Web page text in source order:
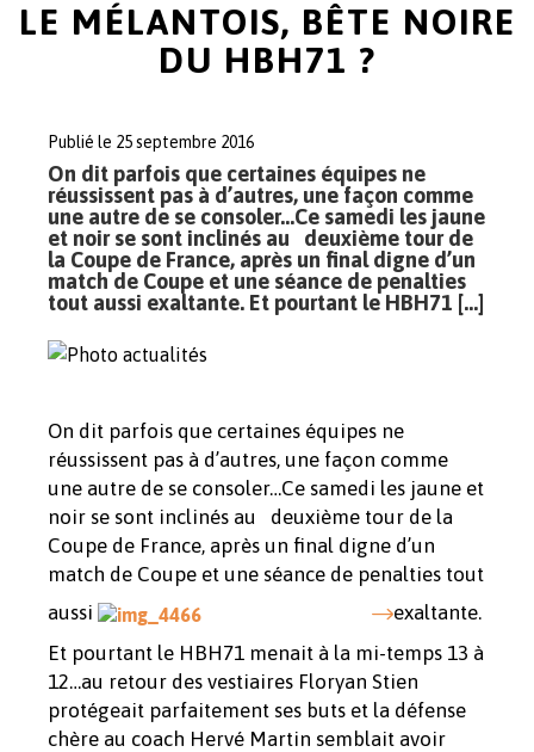
LE MÉLANTOIS, BÊTE NOIRE
DU HBH71 ?
Publié le 25 septembre 2016
On dit parfois que certaines équipes ne
réussissent pas à d’autres, une façon comme
une autre de se consoler…Ce samedi les jaune
et noir se sont inclinés au deuxième tour de
la Coupe de France, après un final digne d’un
match de Coupe et une séance de penalties
tout aussi exaltante. Et pourtant le HBH71 […]
On dit parfois que certaines équipes ne
réussissent pas à d’autres, une façon comme
une autre de se consoler…Ce samedi les jaune et
noir se sont inclinés au deuxième tour de la
Coupe de France, après un final digne d’un
match de Coupe et une séance de penalties tout
aussi
exaltante.
Et pourtant le HBH71 menait à la mi-temps 13 à
12…au retour des vestiaires Floryan Stien
protégeait parfaitement ses buts et la défense
chère au coach Hervé Martin semblait avoir